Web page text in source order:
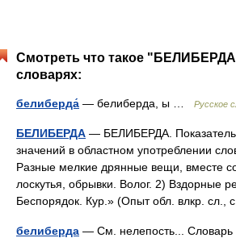
Смотреть что такое
словарях:
белиберда́ — белиберда, ы … Русское
БЕЛИБЕРДА — БЕЛИБЕРДА.
значений в областном употреблении
Разные мелкие дрянные вещи, вместе
лоскутья, обрывки. Волог. 2) Вздорные
Беспорядок. Кур.» (Опыт обл. влкр.
белиберда — См. нелепость... Словарь